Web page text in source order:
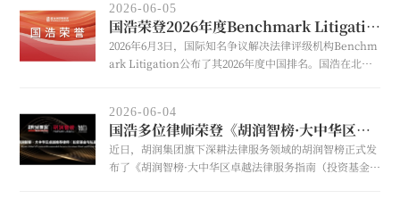
获奖，其中，3篇荣获一等奖，8篇荣获二等奖，7篇荣获
三等奖。同时，国浩济南、国浩青岛亦凭借出色的组织能
力和扎实的专业成果在此次活动中脱颖而出，斩获优秀组
织奖。
2026-06-05
国浩荣登2026年度Benchmark Litigation中国排名
2026年6月3日，国际知名争议解决法律评级机构Benchm
ark Litigation公布了其2026年度中国排名。国浩在北
获“争议解决之星”称号，3位合伙人荣获“未来之
星”称号。
2026-06-04
国浩多位律师荣登《胡润智榜·大中华区卓越法律服务指南（投资基金与私募股权）》
近日，胡润集团旗下深耕法律服务领域的胡润智榜正式发
布了《胡润智榜·大中华区卓越法律服务指南（投资基金与